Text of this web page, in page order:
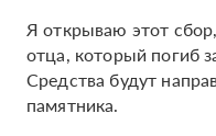
Я открываю этот
отца, который погиб
Средства будут
памятника.